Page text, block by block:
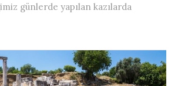
günlerde yapılan kazılarda